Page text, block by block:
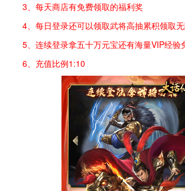
3、每天商店有免费领取的福利奖
4、每日登录还可以领取武将高抽累积领取
5、连续登录拿五十万元宝还有海量VIP经验
6、充值比例1:10